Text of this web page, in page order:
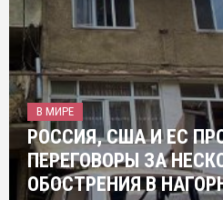
В МИРЕ
РОССИЯ, США И ЕС
ПЕРЕГОВОРЫ ЗА
ОБОСТРЕНИЯ В